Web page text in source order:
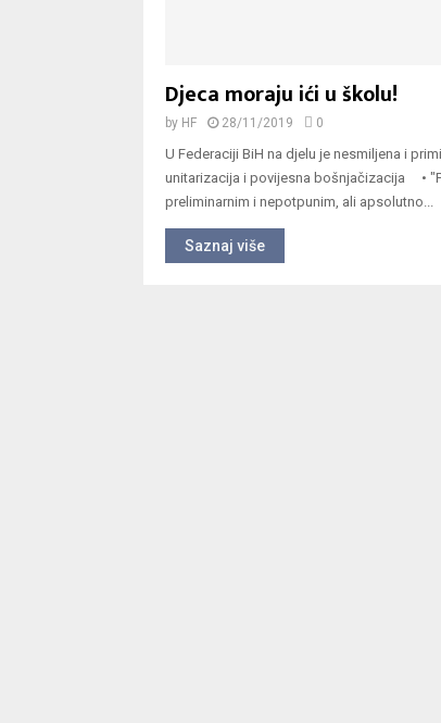
Djeca moraju ići u školu!
by HF 28/11/2019 0
U Federaciji BiH na djelu je nesmiljena i
unitarizacija i povijesna bošnjačizacija •
preliminarnim i nepotpunim, ali apsolutno...
Saznaj više